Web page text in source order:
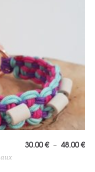
30.00€ – 48.00€
de